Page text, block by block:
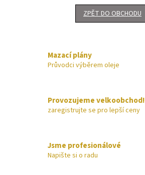
ZPĚT DO OBCHODU
Mazací plány
Průvodci výběrem oleje
Provozujeme velkoobchod!
zaregistrujte se pro lepší ceny
Jsme profesionálové
Napište si o radu